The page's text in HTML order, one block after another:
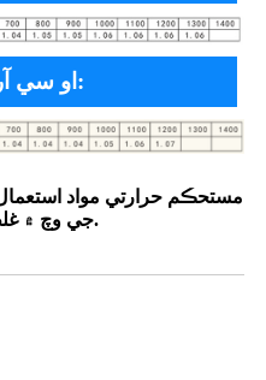
او سي آر 25 ايل 5:
مستحڪم حرارتي مواد
جي وچ ۾ غلطي ننڍي آهي.